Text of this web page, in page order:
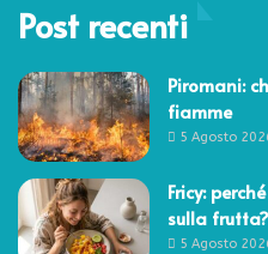
Post recenti
Piromani:
fiamme
5 Agosto
Fricy:
sulla frutta?
5 Agosto